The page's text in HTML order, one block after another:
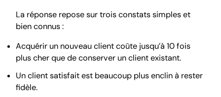
La réponse repose sur trois constats simples et
bien connus :
Acquérir un nouveau client coûte jusqu’à 10 fois
plus cher que de conserver un client existant.
Un client satisfait est beaucoup plus enclin à rester
fidèle.